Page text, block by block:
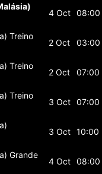
4 Oct 08:00
Treino
2 Oct 03:00
Treino
2 Oct 07:00
Treino
3 Oct 07:00
3 Oct 10:00
Grande
4 Oct 08:00